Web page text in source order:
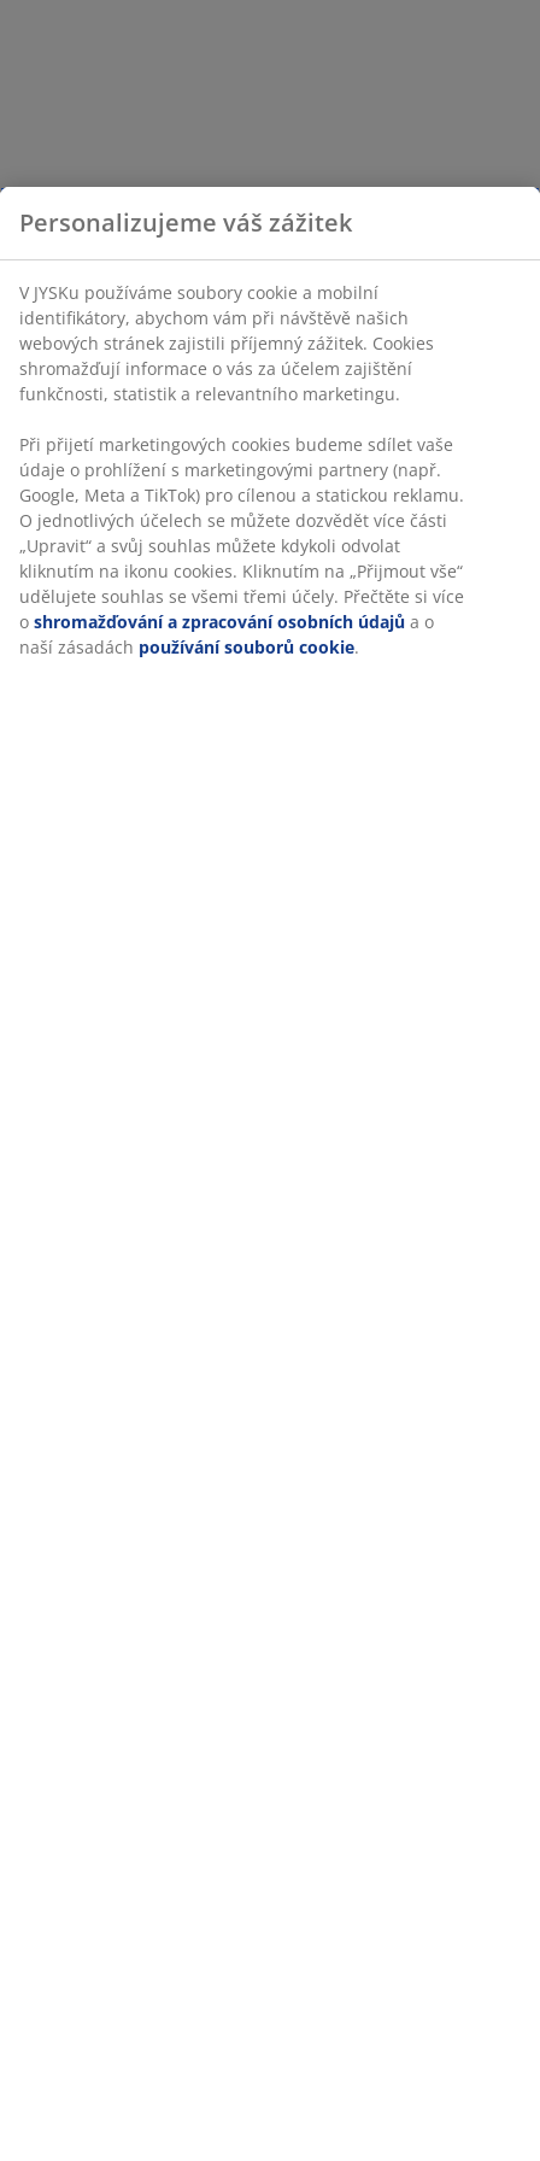
Personalizujeme váš zážitek
V JYSKu používáme soubory cookie a mobilní
identifikátory, abychom vám při návštěvě našich
webových stránek zajistili příjemný zážitek. Cookies
shromažďují informace o vás za účelem zajištění
funkčnosti, statistik a relevantního marketingu.
Při přijetí marketingových cookies budeme sdílet vaše
údaje o prohlížení s marketingovými partnery (např.
Google, Meta a TikTok) pro cílenou a statickou reklamu.
O jednotlivých účelech se můžete dozvědět více části
„Upravit“ a svůj souhlas můžete kdykoli odvolat
kliknutím na ikonu cookies. Kliknutím na „Přijmout vše“
udělujete souhlas se všemi třemi účely. Přečtěte si více
o shromažďování a zpracování osobních údajů a o
naší zásadách používání souborů cookie.